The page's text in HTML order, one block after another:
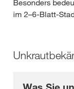
Besonders
im 2–6-Blatt-